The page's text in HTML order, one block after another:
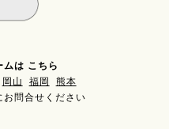
ムは こちら
岡山 福岡
熊本
問合せください